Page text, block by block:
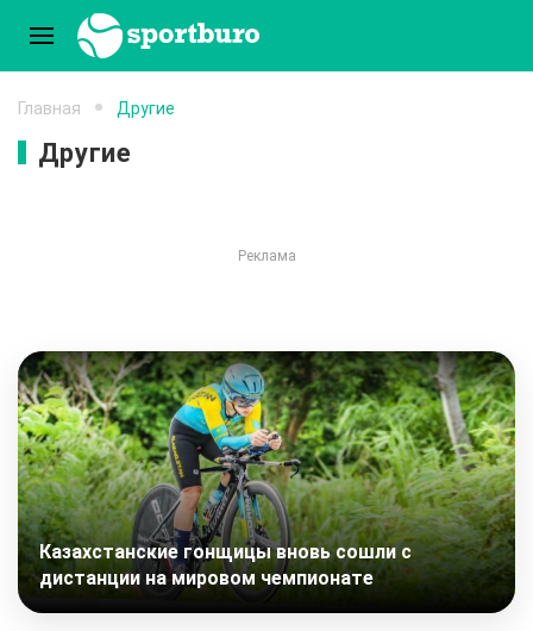
Главная Другие
Другие
Казахстанские гонщицы вновь сошли с
дистанции на мировом чемпионате